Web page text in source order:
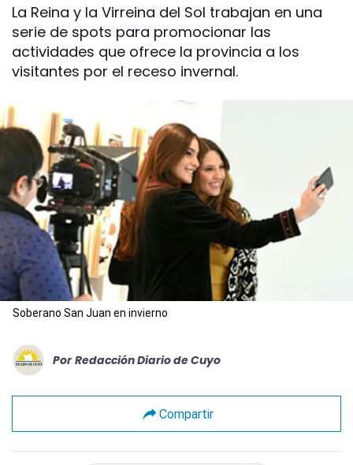
La Reina y la Virreina del Sol trabajan en una
serie de spots para promocionar las
actividades que ofrece la provincia a los
visitantes por el receso invernal.
Soberano San Juan en invierno
Por Redacción Diario de Cuyo
Compartir